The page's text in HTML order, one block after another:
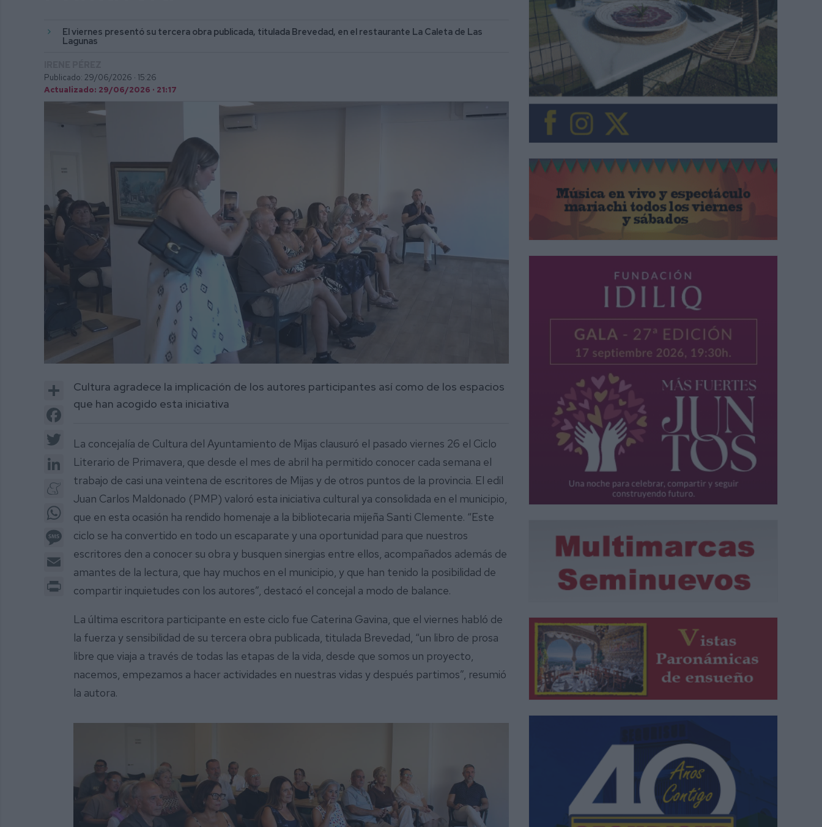
El viernes presentó su tercera obra publicada, titulada Brevedad, en el restaurante La Caleta de Las
Lagunas
Publicado: 29/06/2026 · 15:26
Actualizado: 29/06/2026 · 21:17
1
minute,
45
seconds
Share
Facebook
LinkedIn
Meneame
Message
Email
Cultura agradece la implicación de los autores participantes así como de los espacios
que han acogido esta iniciativa
La concejalía de Cultura del Ayuntamiento de Mijas clausuró el pasado viernes 26 el Ciclo
Literario de Primavera, que desde el mes de abril ha permitido conocer cada semana el
trabajo de casi una veintena de escritores de Mijas y de otros puntos de la provincia. El edil
Juan Carlos Maldonado (PMP) valoró esta iniciativa cultural ya consolidada en el municipio,
que en esta ocasión ha rendido homenaje a la bibliotecaria mijeña Santi Clemente. “Este
ciclo se ha convertido en todo un escaparate y una oportunidad para que nuestros
escritores den a conocer su obra y busquen sinergias entre ellos, acompañados además de
amantes de la lectura, que hay muchos en el municipio, y que han tenido la posibilidad de
compartir inquietudes con los autores”, destacó el concejal a modo de balance.
La última escritora participante en este ciclo fue Caterina Gavina, que el viernes habló de
la fuerza y sensibilidad de su tercera obra publicada, titulada Brevedad, “un libro de prosa
libre que viaja a través de todas las etapas de la vida, desde que somos un proyecto,
nacemos, empezamos a hacer actividades en nuestras vidas y después partimos”, resumió
la autora.